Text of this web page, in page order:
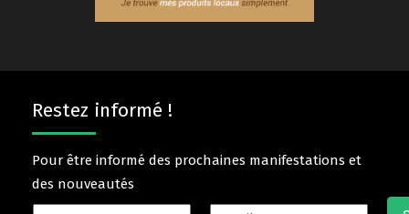
Restez informé !
Pour être informé des prochaines manifestations et
des nouveautés